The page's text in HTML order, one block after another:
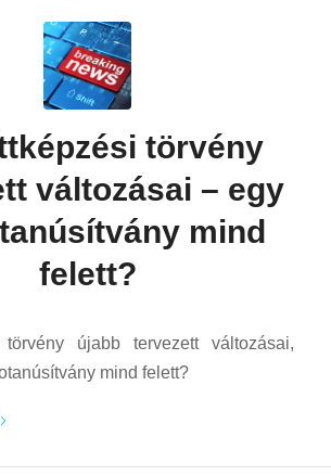
törvény
változásai – egy
mind
felett?
törvény újabb tervezett változásai,
mind felett?